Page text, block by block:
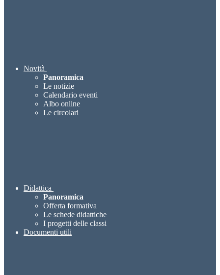
Novità
Panoramica
Le notizie
Calendario eventi
Albo online
Le circolari
Didattica
Panoramica
Offerta formativa
Le schede didattiche
I progetti delle classi
Documenti utili